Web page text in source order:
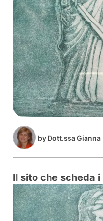
by Dott.ssa Gianna
Il sito che scheda